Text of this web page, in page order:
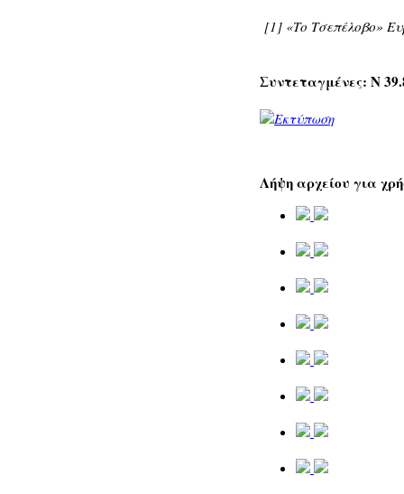
[1] «Το Τσεπέλοβο»
Συντεταγμένες: Ν
Λήψη αρχείου για